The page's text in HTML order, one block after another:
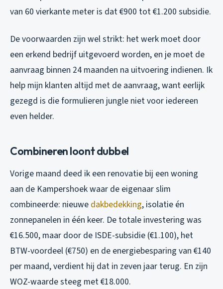
van 60 vierkante meter is dat €900 tot €1.200 subsidie.
De voorwaarden zijn wel strikt: het werk moet door
een erkend bedrijf uitgevoerd worden, en je moet de
aanvraag binnen 24 maanden na uitvoering indienen. Ik
help mijn klanten altijd met de aanvraag, want eerlijk
gezegd is die formulieren jungle niet voor iedereen
even helder.
Combineren loont dubbel
Vorige maand deed ik een renovatie bij een woning
aan de Kampershoek waar de eigenaar slim
combineerde: nieuwe dakbedekking, isolatie én
zonnepanelen in één keer. De totale investering was
€16.500, maar door de ISDE-subsidie (€1.100), het
BTW-voordeel (€750) en de energiebesparing van €140
per maand, verdient hij dat in zeven jaar terug. En zijn
WOZ-waarde steeg met €18.000.